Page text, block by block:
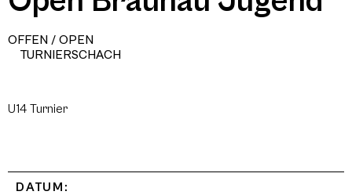
OFFEN / OPEN
TURNIERSCHACH
U14 Turnier
DATUM: